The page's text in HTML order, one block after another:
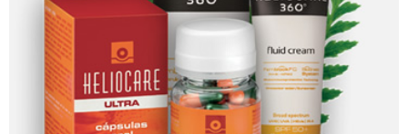
Nega normalne kože lica